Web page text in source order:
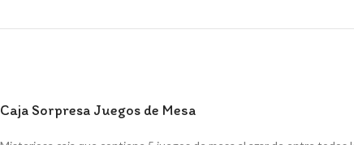
Caja Sorpresa Juegos de Mesa